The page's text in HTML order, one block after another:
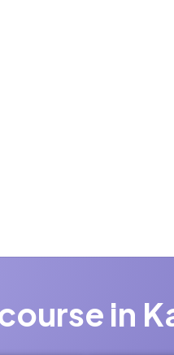
in